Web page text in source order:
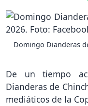
Domingo Dianderas
De un tiempo
Dianderas de
mediáticos de la